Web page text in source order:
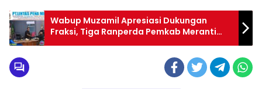
Wabup Muzamil Apresiasi Dukungan
Fraksi, Tiga Ranperda Pemkab Meranti
Melaju ke Tahap Pembahasan